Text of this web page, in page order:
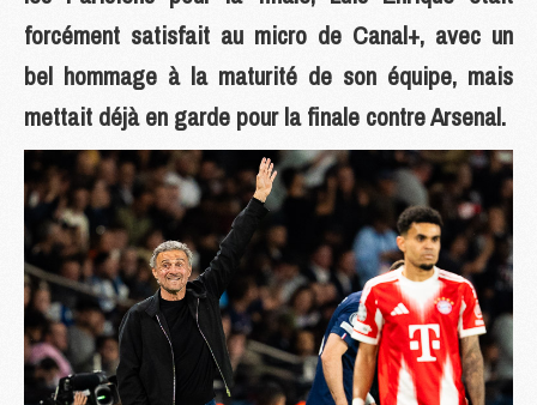
forcément satisfait au micro de Canal+, avec un
bel hommage à la maturité de son équipe, mais
mettait déjà en garde pour la finale contre Arsenal.